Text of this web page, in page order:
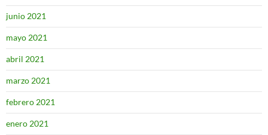
junio 2021
mayo 2021
abril 2021
marzo 2021
febrero 2021
enero 2021